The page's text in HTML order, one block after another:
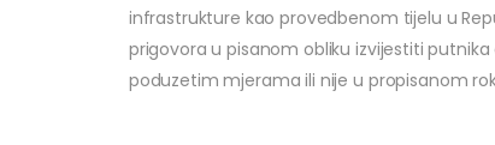
infrastrukture kao provedbenom tijelu u
prigovora u pisanom obliku izvijestiti
poduzetim mjerama ili nije u propisanom